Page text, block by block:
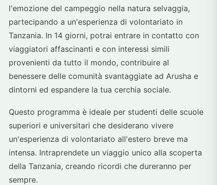
l'emozione del campeggio nella natura selvaggia,
partecipando a un'esperienza di volontariato in
Tanzania. In 14 giorni, potrai entrare in contatto con
viaggiatori affascinanti e con interessi simili
provenienti da tutto il mondo, contribuire al
benessere delle comunità svantaggiate ad Arusha e
dintorni ed espandere la tua cerchia sociale.
Questo programma è ideale per studenti delle scuole
superiori e universitari che desiderano vivere
un'esperienza di volontariato all'estero breve ma
intensa. Intraprendete un viaggio unico alla scoperta
della Tanzania, creando ricordi che dureranno per
sempre.